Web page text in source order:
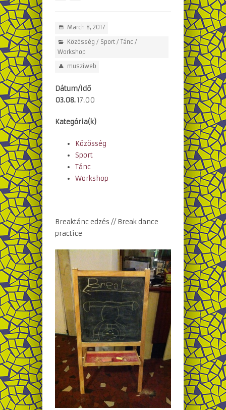
March 8, 2017
Közösség / Sport/ Tánc/
Workshop
musziweb
Dátum/Idő
03.08.17:00
Kategória(k)
Közösség
Sport
Tánc
Workshop
Breaktánc edzés // Break dance
practice